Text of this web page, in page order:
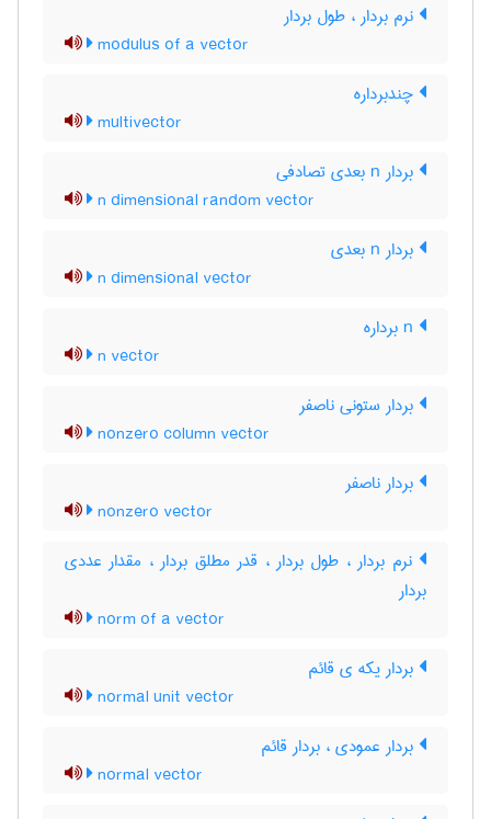
نرم بردار ، طول بردار
modulus of a vector
چندبرداره
multivector
بردار n بعدی تصادفی
n dimensional random vector
بردار n بعدی
n dimensional vector
n vector
بردار ستونی ناصفر
nonzero column vector
بردار ناصفر
nonzero vector
نرم بردار ، طول بردار ، قدر مطلق بردار ، مقدار عددی
بردار
norm of a vector
بردار یکه ی قائم
normal unit vector
بردار عمودی ، بردار قائم
normal vector